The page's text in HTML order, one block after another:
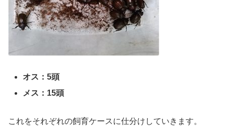
オス：5頭
メス：15頭
これをそれぞれの飼育ケースに仕分けしていきます。